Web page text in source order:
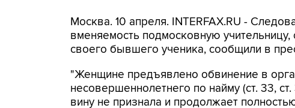
Москва. 10 апреля. INTERFAX.RU -
вменяемость подмосковную
своего бывшего ученика, сообщили в
"Женщине предъявлено обвинение в
несовершеннолетнего по найму (ст. 33,
вину не признала и продолжает